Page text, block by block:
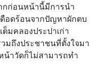
กก่อนหน้านี้มีการนำ
อดร้อนจากปัญหาผักตบ
มคลองประปาเก่า
มถึงประชาชนที่ตั้งใจมา
าวัดก็ไม่สามารถทำ